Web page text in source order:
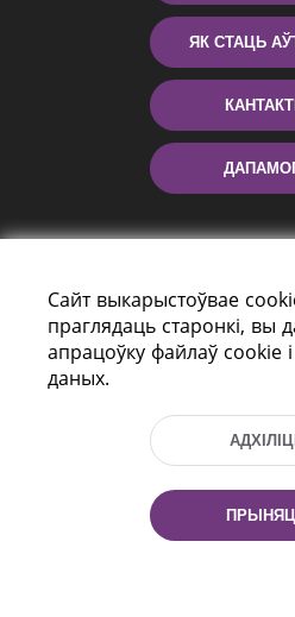
ЯК СТАЦЬ
праспект Незалежнасці
г. Мiнск, Рэспубліка
Тэл.: (+375 17) 368 37 37,
Эл. пошта: inbox@nlb.by
Сайт выкарыстоўвае
праглядаць старонкі, вы
апрацоўку файлаў cookie і
даных.